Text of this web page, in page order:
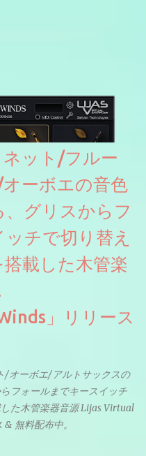
うです。
ネット/フルー
ーボエの音色
グリスからフ
チで切り替え
載した木管楽
」リリース
/オーボエ/アルトサックスの
フォールまでキースイッチ
た木管楽器音源 Lijas Virtual
無料配布中。